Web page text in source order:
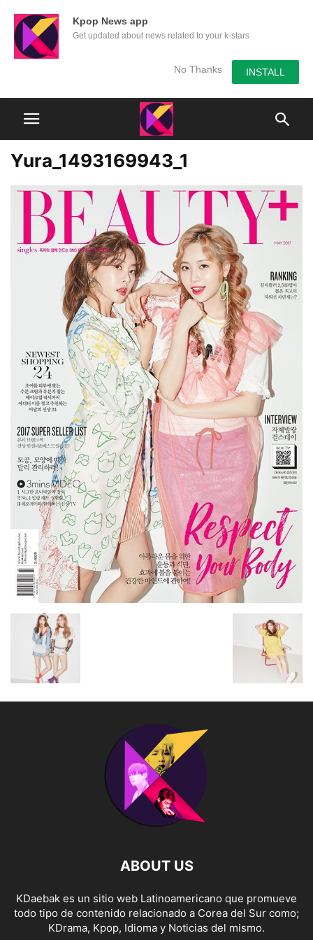
Kpop News app
Get updated about news related to your k-stars
No Thanks INSTALL
Yura_1493169943_1
ABOUT US
KDaebak es un sitio web Latinoamericano que promueve
todo tipo de contenido relacionado a Corea del Sur como;
KDrama, Kpop, Idioma y Noticias del mismo.